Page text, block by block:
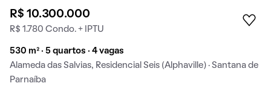
R$ 10.300.000
R$ 1.780 Condo. + IPTU
530 m² · 5 quartos · 4 vagas
Alameda das Salvias, Residencial Seis (Alphaville) · Santana de
Parnaíba